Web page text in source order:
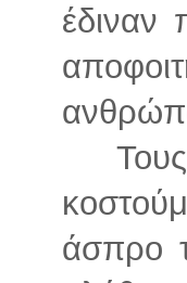
έδιναν
Τους
άσπρο